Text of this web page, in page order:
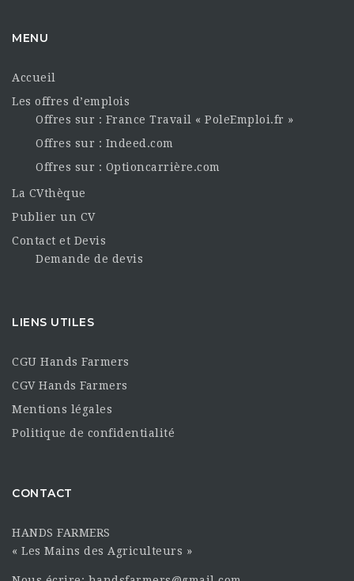
MENU
Accueil
Les offres d’emplois
Offres sur : France Travail « PoleEmploi.fr »
Offres sur : Indeed.com
Offres sur : Optioncarrière.com
La CVthèque
Publier un CV
Contact et Devis
Demande de devis
LIENS UTILES
CGU Hands Farmers
CGV Hands Farmers
Mentions légales
Politique de confidentialité
CONTACT
HANDS FARMERS
« Les Mains des Agriculteurs »